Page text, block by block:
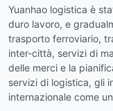
Yuanhao logistica è
duro lavoro, e
trasporto ferroviario,
inter-città, servizi di
delle merci e la
servizi di logistica, gli
internazionale come